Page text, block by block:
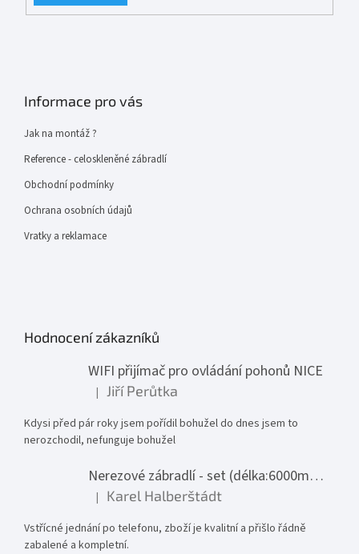
Informace pro vás
Jak na montáž ?
Reference - celoskleněné zábradlí
Obchodní podmínky
Ochrana osobních údajů
Vratky a reklamace
Hodnocení zákazníků
WIFI přijímač pro ovládání pohonů NICE
Hodnocení produktu je 1 z 5 hvězdiček.
| Jiří Perůtka
Kdysi před pár roky jsem pořídil bohužel do dnes jsem to
nerozchodil, nefunguje bohužel
Nerezové zábradlí - set (délka:6000mm x výška:1000mm)
Hodnocení produktu je 5 z 5 hvězdiček.
| Karel Halberštádt
Vstřícné jednání po telefonu, zboží je kvalitní a přišlo řádně
zabalené a kompletní.